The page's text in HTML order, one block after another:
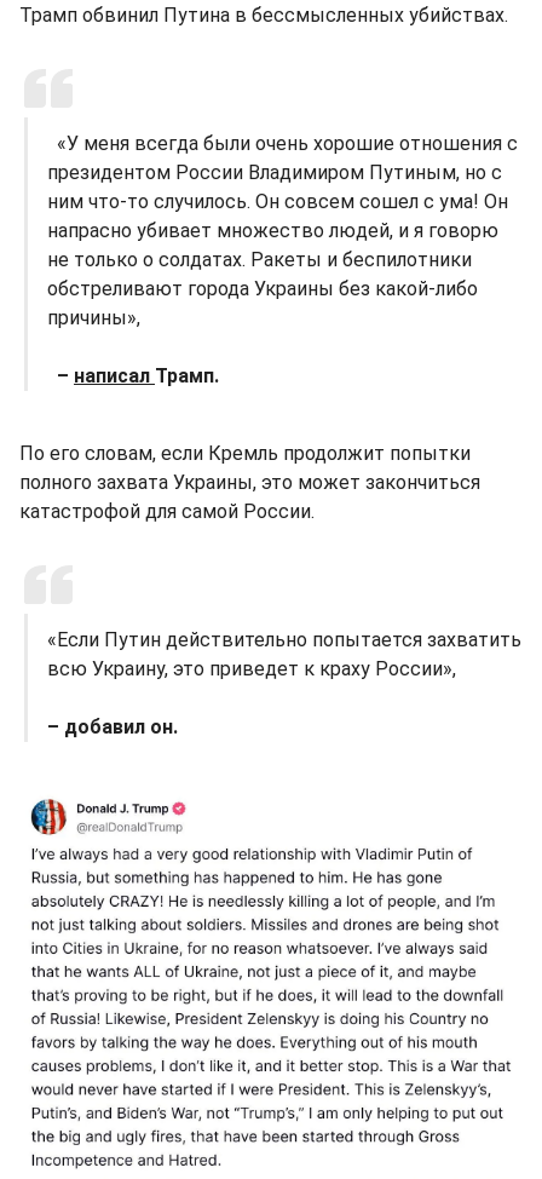
Трамп обвинил Путина в бессмысленных убийствах.
«У меня всегда были очень хорошие отношения с
президентом России Владимиром Путиным, но с
ним что-то случилось. Он совсем сошел с ума! Он
напрасно убивает множество людей, и я говорю
не только о солдатах. Ракеты и беспилотники
обстреливают города Украины без какой-либо
причины»,
– написал Трамп.
По его словам, если Кремль продолжит попытки
полного захвата Украины, это может закончиться
катастрофой для самой России.
«Если Путин действительно попытается захватить
всю Украину, это приведет к краху России»,
– добавил он.